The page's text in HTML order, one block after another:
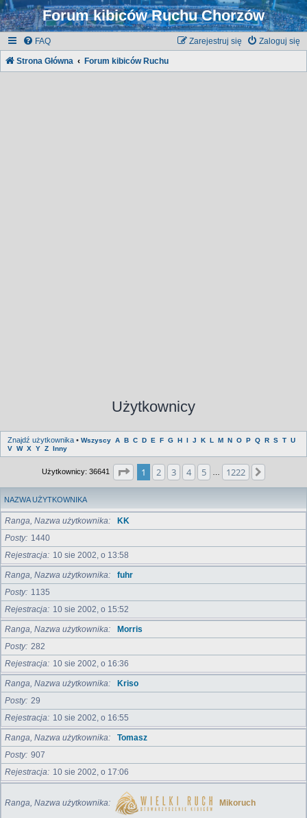
Forum kibiców Ruchu Chorzów
FAQ Zaloguj się
Zarejestruj się
Strona Główna Forum kibiców Ruchu
Użytkownicy
Znajdź użytkownika • Wszyscy A B C D E F G H I J K L M N O P Q R S T U
V W X Y Z Inny
Użytkownicy: 36641 Strona1 z1222
1 2 3 4 5 1222
NAZWA UŻYTKOWNIKA
Ranga, Nazwa użytkownika
KK
Posty
1440
Rejestracja
10 sie 2002, o 13:58
Ranga, Nazwa użytkownika
fuhr
Posty
1135
Rejestracja
10 sie 2002, o 15:52
Ranga, Nazwa użytkownika
Morris
Posty 282
Rejestracja
10 sie 2002, o 16:36
Ranga, Nazwa użytkownika
Kriso
Posty 29
Rejestracja
10 sie 2002, o 16:55
Ranga, Nazwa użytkownika
Tomasz
Posty 907
Rejestracja
10 sie 2002, o 17:06
Ranga, Nazwa użytkownika Mikoruch